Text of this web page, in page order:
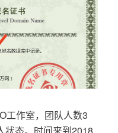
工作室，团队人数3